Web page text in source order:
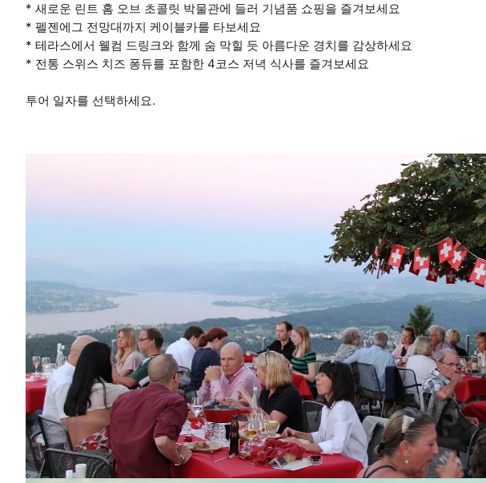
* 새로운 린트 홈 오브 초콜릿 박물관에 들러 기념품 쇼핑을 즐겨보세요
* 펠젠에그 전망대까지 케이블카를 타보세요
* 테라스에서 웰컴 드링크와 함께 숨 막힐 듯 아름다운 경치를 감상하세요
* 전통 스위스 치즈 퐁듀를 포함한 4코스 저녁 식사를 즐겨보세요
투어 일자를 선택하세요.